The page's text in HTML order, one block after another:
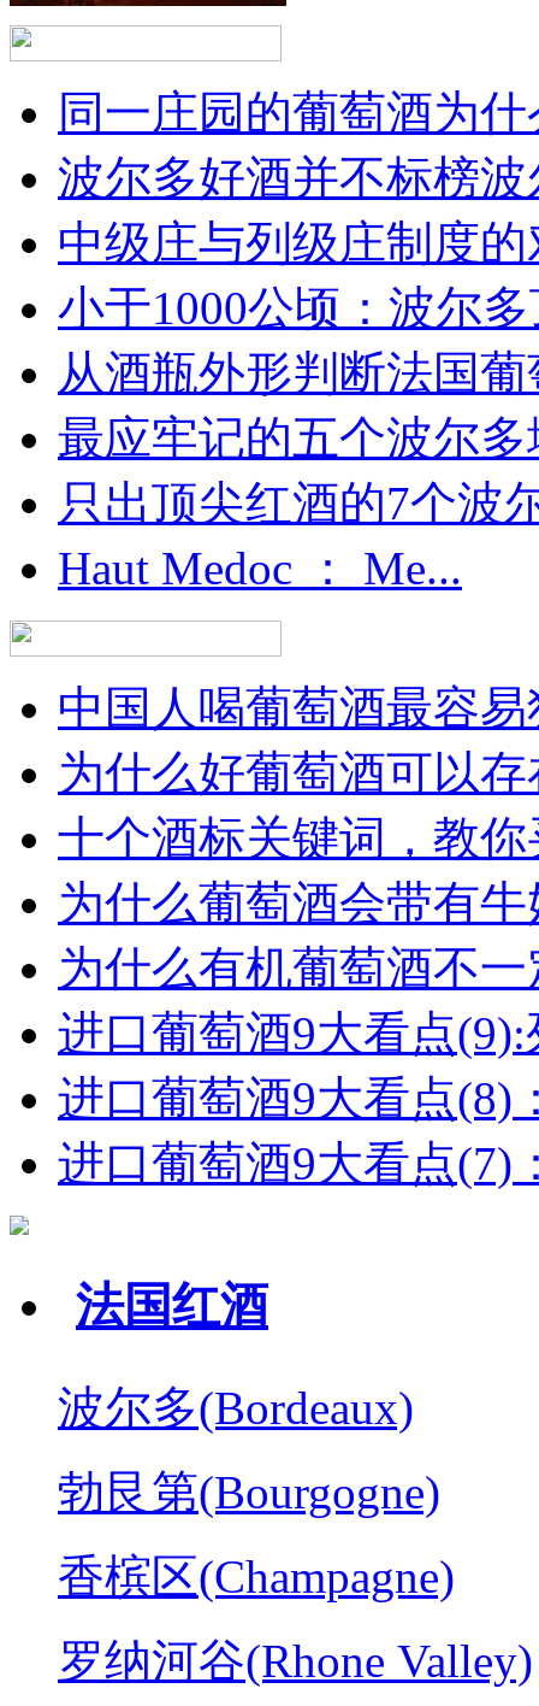
同一庄园的葡萄酒为
波尔多好酒并不标榜
中级庄与列级庄制度
小于1000公顷：波尔
从酒瓶外形判断法国
最应牢记的五个波尔多
只出顶尖红酒的7个波
Haut Medoc ： Me...
中国人喝葡萄酒最容
为什么好葡萄酒可以
十个酒标关键词，教
为什么葡萄酒会带有
为什么有机葡萄酒不
进口葡萄酒9大看点(9):
进口葡萄酒9大看点(8)
进口葡萄酒9大看点(7)
法国红酒
波尔多(Bordeaux)
勃艮第(Bourgogne)
香槟区(Champagne)
罗纳河谷(Rhone Valley)